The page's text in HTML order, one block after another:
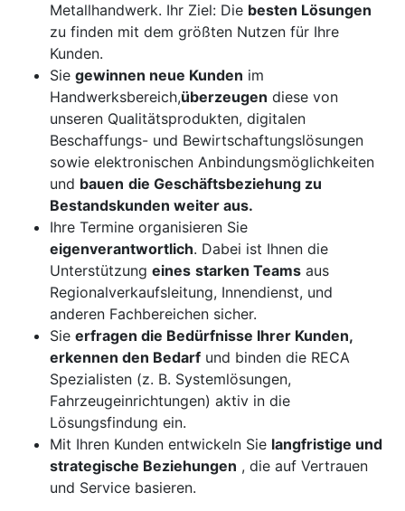
Metallhandwerk. Ihr Ziel: Die besten Lösungen
zu finden mit dem größten Nutzen für Ihre
Kunden.
Sie gewinnen neue Kunden im
Handwerksbereich,überzeugen diese von
unseren Qualitätsprodukten, digitalen
Beschaffungs- und Bewirtschaftungslösungen
sowie elektronischen Anbindungsmöglichkeiten
und bauen die Geschäftsbeziehung zu
Bestandskunden weiter aus.
Ihre Termine organisieren Sie
eigenverantwortlich. Dabei ist Ihnen die
Unterstützung eines starken Teams aus
Regionalverkaufsleitung, Innendienst, und
anderen Fachbereichen sicher.
Sie erfragen die Bedürfnisse Ihrer Kunden,
erkennen den Bedarf und binden die RECA
Spezialisten (z. B. Systemlösungen,
Fahrzeugeinrichtungen) aktiv in die
Lösungsfindung ein.
Mit Ihren Kunden entwickeln Sie langfristige und
strategische Beziehungen , die auf Vertrauen
und Service basieren.